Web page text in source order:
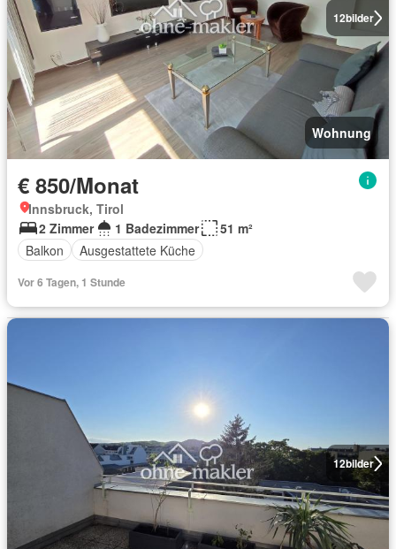
12bilder
Wohnung
€ 850/Monat
Innsbruck, Tirol
2 Zimmer
1 Badezimmer
51 m²
Balkon
Ausgestattete Küche
Vor 6 Tagen, 1 Stunde
12bilder